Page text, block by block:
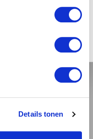
Details tonen
+
€ 15,99
deze site te bezoeken.
NEE